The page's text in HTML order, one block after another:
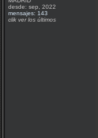
desde: sep, 2022
mensajes: 143
clik ver los últimos